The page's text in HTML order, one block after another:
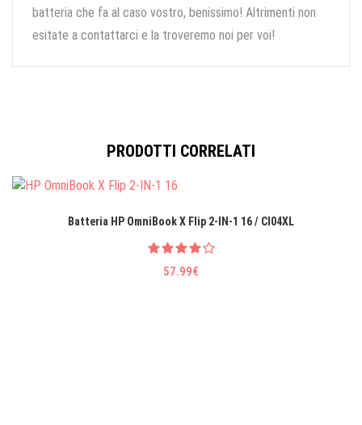
batteria che fa al caso vostro, benissimo! Altrimenti non
esitate a contattarci e la troveremo noi per voi!
PRODOTTI CORRELATI
Batteria HP OmniBook X Flip 2-IN-1 16 / CI04XL
57.99€